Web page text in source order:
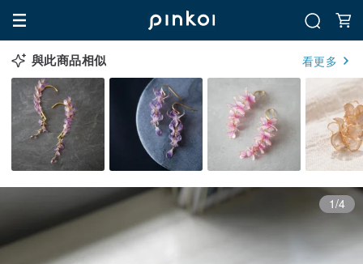
與此商品相似 看更多
1/4